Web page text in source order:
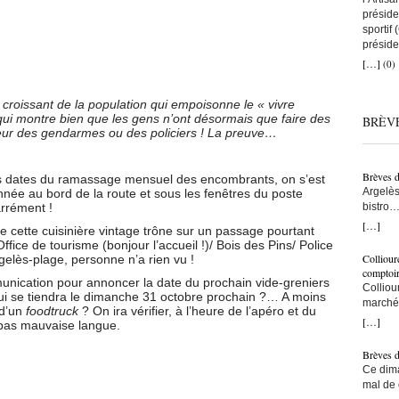
de la population qui empoisonne le « vivre
montre bien que les gens n’ont désormais que faire des
des gendarmes ou des policiers ! La preuve…
du ramassage mensuel des encombrants, on s’est
au bord de la route et sous les fenêtres du poste
!
cette cuisinière vintage trône sur un passage pourtant
de tourisme (bonjour l’accueil !)/ Bois des Pins/ Police
plage, personne n’a rien vu !
pour annoncer la date du prochain vide-greniers
se tiendra le dimanche 31 octobre prochain ?… A moins
foodtruck? On ira vérifier, à l’heure de l’apéro et du
mauvaise langue.
sportif
a
une
monte
bras
l’on
ce
CMA
[…] (0)
Brèves
bistro…
– Ici,
bras…
crois
[…]
de-
bon !
tu le
[…]
Brèves
Ce
mal de